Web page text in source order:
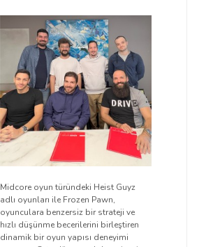
Midcore oyun türündeki Heist Guyz
adlı oyunları ile Frozen Pawn,
oyunculara benzersiz bir strateji ve
hızlı düşünme becerilerini birleştiren
dinamik bir oyun yapısı deneyimi